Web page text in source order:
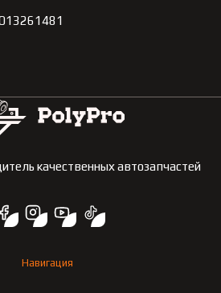
качественных автозапчастей
Навигация